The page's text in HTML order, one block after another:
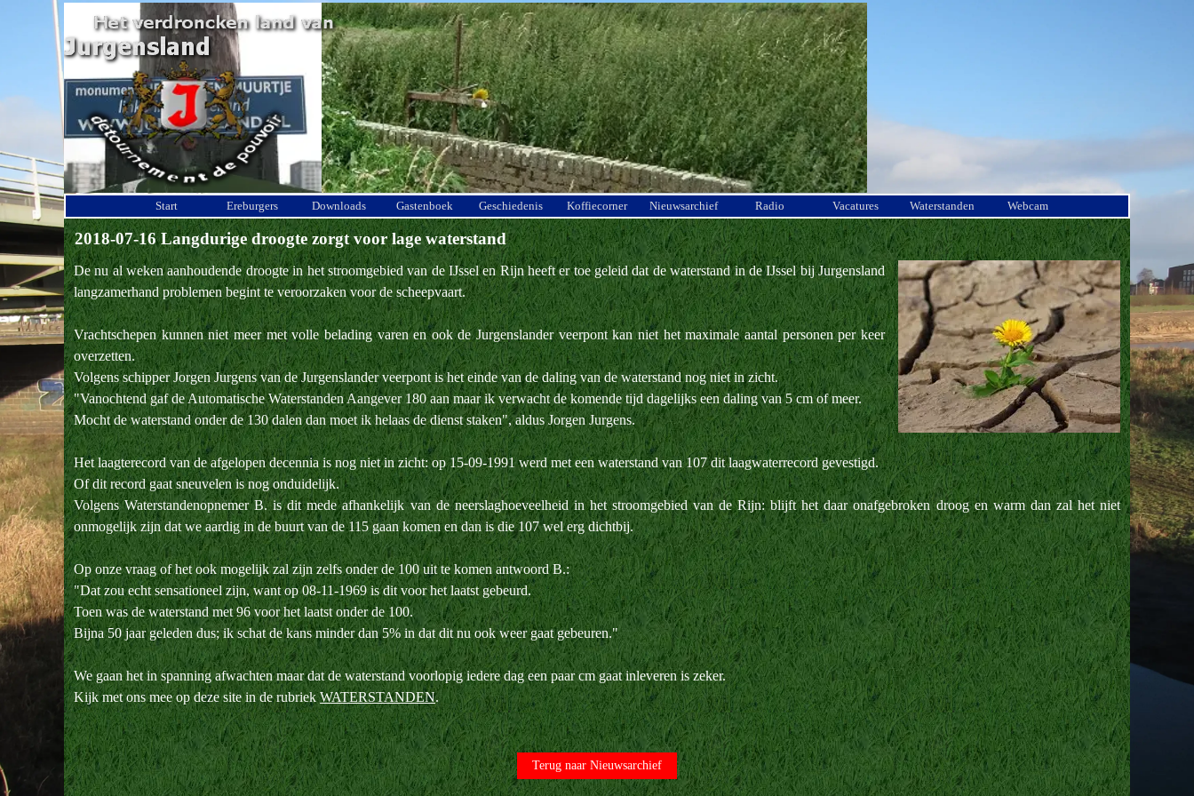
Ga naar de inhoud
Menu overslaan
Start Ereburgers Downloads Gastenboek Geschiedenis Koffiecorner Nieuwsarchief Radio Vacatures Waterstanden Webcam
2018-07-16 Langdurige droogte zorgt voor lage waterstand
De nu al weken aanhoudende droogte in het stroomgebied van de IJssel en Rijn heeft er toe geleid dat de waterstand in de IJssel bij Jurgensland
langzamerhand problemen begint te veroorzaken voor de scheepvaart.
Vrachtschepen kunnen niet meer met volle belading varen en ook de Jurgenslander veerpont kan niet het maximale aantal personen per keer
overzetten.
Volgens schipper Jorgen Jurgens van de Jurgenslander veerpont is het einde van de daling van de waterstand nog niet in zicht.
"Vanochtend gaf de Automatische Waterstanden Aangever 180 aan maar ik verwacht de komende tijd dagelijks een daling van 5 cm of meer.
Mocht de waterstand onder de 130 dalen dan moet ik helaas de dienst staken", aldus Jorgen Jurgens.
Het laagterecord van de afgelopen decennia is nog niet in zicht: op 15-09-1991 werd met een waterstand van 107 dit laagwaterrecord gevestigd.
Of dit record gaat sneuvelen is nog onduidelijk.
Volgens Waterstandenopnemer B. is dit mede afhankelijk van de neerslaghoeveelheid in het stroomgebied van de Rijn: blijft het daar onafgebroken droog en warm dan zal het niet
onmogelijk zijn dat we aardig in de buurt van de 115 gaan komen en dan is die 107 wel erg dichtbij.
Op onze vraag of het ook mogelijk zal zijn zelfs onder de 100 uit te komen antwoord B.:
"Dat zou echt sensationeel zijn, want op 08-11-1969 is dit voor het laatst gebeurd.
Toen was de waterstand met 96 voor het laatst onder de 100.
Bijna 50 jaar geleden dus; ik schat de kans minder dan 5% in dat dit nu ook weer gaat gebeuren."
We gaan het in spanning afwachten maar dat de waterstand voorlopig iedere dag een paar cm gaat inleveren is zeker.
Kijk met ons mee op deze site in de rubriekWATERSTANDEN.
Terug naar Nieuwsarchief